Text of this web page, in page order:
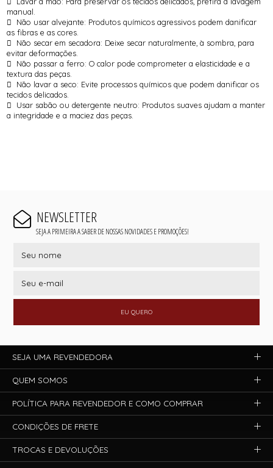
manual.
 Não usar alvejante: Produtos químicos agressivos podem danificar
as fibras e as cores.
 Não secar em secadora: Deixe secar naturalmente, à sombra, para
evitar deformações.
 Não passar a ferro: O calor pode comprometer a elasticidade e a
textura das peças.
 Não lavar a seco: Evite processos químicos que podem danificar os
tecidos delicados.
 Usar sabão ou detergente neutro: Produtos suaves ajudam a manter
a integridade e a maciez das peças.
NEWSLETTER
SEJA A PRIMEIRA A SABER DE NOSSAS NOVIDADES E PROMOÇÕES!
EU QUERO
SEJA UMA REVENDEDORA
QUEM SOMOS
POLÍTICA PARA REVENDEDOR E COMO COMPRAR
CONDIÇÕES DE FRETE
TROCAS E DEVOLUÇÕES